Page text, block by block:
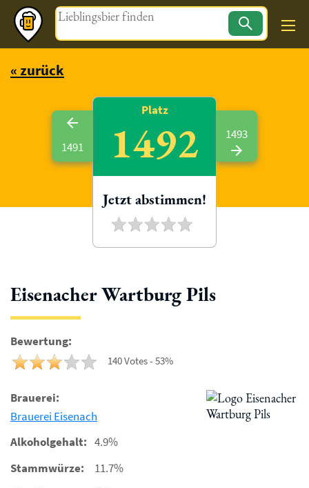
Magazin
« zurück
Eisenacher Wartburg Pils
Bewertung:
140 Votes - 53%
Brauerei:
Brauerei Eisenach
Alkoholgehalt: 4.9%
Stammwürze:
11.7%
1491
Platz
1492
Jetzt abstimmen!
1493